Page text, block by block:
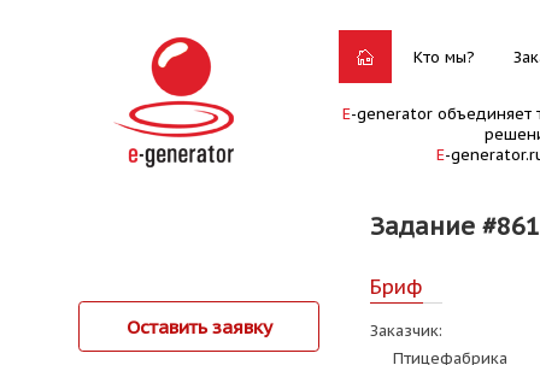
Кто мы?
E-generator объединяет
E-
Задание #861
Оставить заявку
Бриф
Заказчик:
Птицефабрика